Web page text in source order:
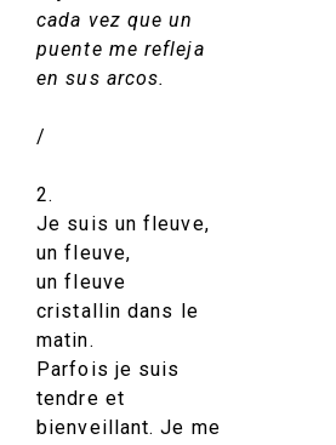
cada vez que un
puente me refleja
en sus arcos.
/
2.
Je suis un fleuve,
un fleuve,
un fleuve
cristallin dans le
matin.
Parfois je suis
tendre et
bienveillant. Je me